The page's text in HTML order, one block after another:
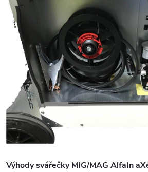
Výhody svářečky MIG/MAG AlfaIn